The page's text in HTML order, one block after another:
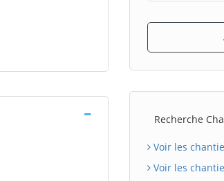
Recherche
Voir les
Voir les